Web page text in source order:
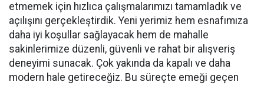
etmemek için hızlıca çalışmalarımızı tamamladık ve
açılışını gerçekleştirdik. Yeni yerimiz hem esnafımıza
daha iyi koşullar sağlayacak hem de mahalle
sakinlerimize düzenli, güvenli ve rahat bir alışveriş
deneyimi sunacak. Çok yakında da kapalı ve daha
modern hale getireceğiz. Bu süreçte emeği geçen